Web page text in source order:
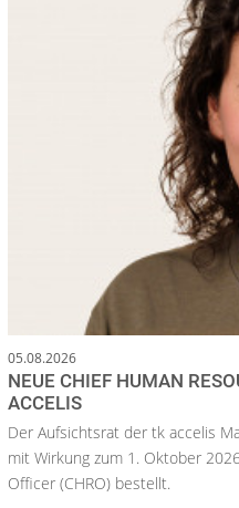
05.08.2026
NEUE CHIEF HUMAN
ACCELIS
Der Aufsichtsrat der tk accelis
mit Wirkung zum 1. Oktober
Officer (CHRO) bestellt.